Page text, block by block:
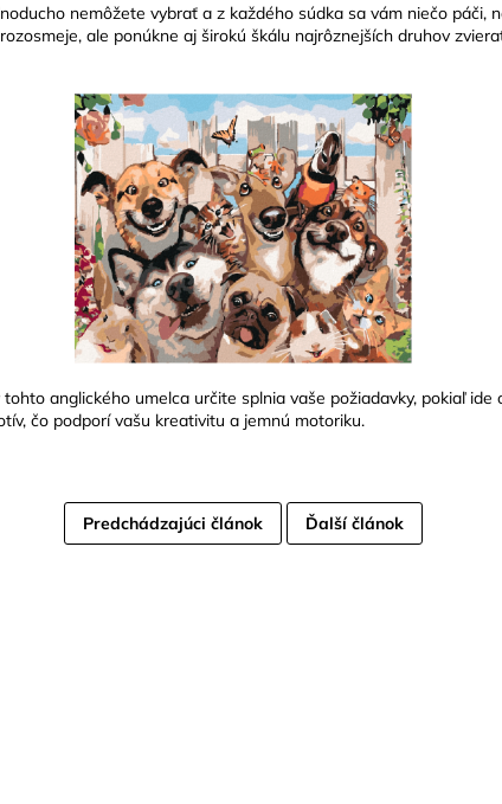
nemôžete vybrať a z každého súdka sa vám niečo páči,
ale ponúkne aj širokú škálu najrôznejších druhov
anglického umelca určite splnia vaše požiadavky, pokiaľ ide
čo podporí vašu kreativitu a jemnú motoriku.
Predchádzajúci článok Ďalší článok